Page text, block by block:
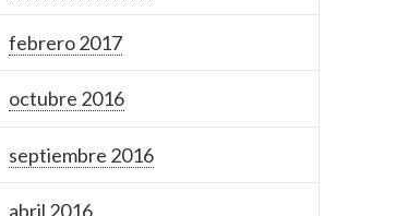
febrero 2017
octubre 2016
septiembre 2016
abril 2016